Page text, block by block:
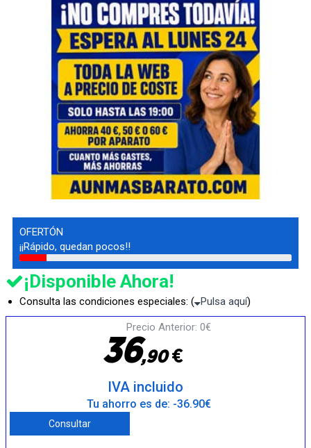
OFERTÓN
¡¡Rápido, quedan pocos!!
¡Disponible Ahora!
Consulta las condiciones especiales: ( Pulsa aquí)
Precio Anterior: 0€
36,90€
IVA incluido
Tu ahorro es de: -36.90€
Consultar